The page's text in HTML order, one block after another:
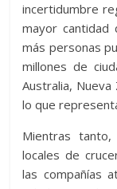
incertidumbre
mayor
más personas
millones de
Australia, Nueva
lo que
Mientras
locales de
las compañías